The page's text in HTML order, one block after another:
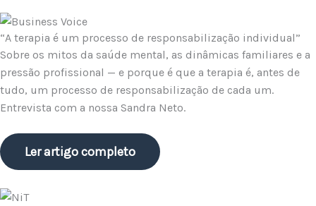
“A terapia é um processo de responsabilização individual”
Sobre os mitos da saúde mental, as dinâmicas familiares e a
pressão profissional — e porque é que a terapia é, antes de
tudo, um processo de responsabilização de cada um.
Entrevista com a nossa Sandra Neto.
Ler artigo completo